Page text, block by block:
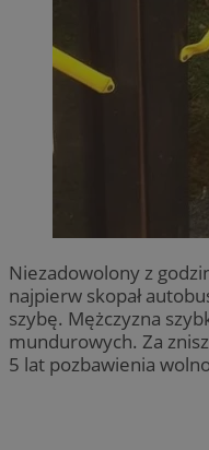
Niezadowolony z
najpierw skopał
szybę. Mężczyzna
mundurowych. Za
5 lat pozbawienia